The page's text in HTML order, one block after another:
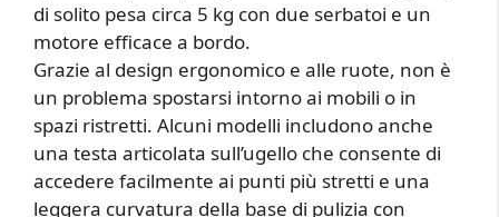
di solito pesa circa 5 kg con due serbatoi e un
motore efficace a bordo.
Grazie al design ergonomico e alle ruote, non è
un problema spostarsi intorno ai mobili o in
spazi ristretti. Alcuni modelli includono anche
una testa articolata sull’ugello che consente di
accedere facilmente ai punti più stretti e una
leggera curvatura della base di pulizia con